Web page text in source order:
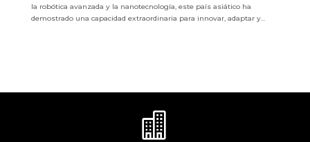
la robótica avanzada y la nanotecnología, este país asiático ha
demostrado una capacidad extraordinaria para innovar, adaptar y...
